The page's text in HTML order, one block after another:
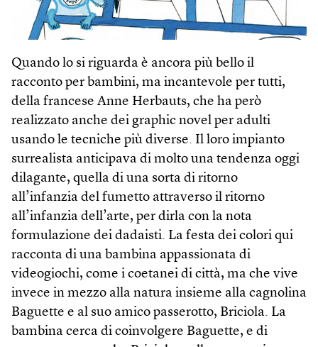
Quando lo si riguarda è ancora più bello il
racconto per bambini, ma incantevole per tutti,
della francese Anne Herbauts, che ha però
realizzato anche dei graphic novel per adulti
usando le tecniche più diverse. Il loro impianto
surrealista anticipava di molto una tendenza oggi
dilagante, quella di una sorta di ritorno
all’infanzia del fumetto attraverso il ritorno
all’infanzia dell’arte, per dirla con la nota
formulazione dei dadaisti. La festa dei colori qui
racconta di una bambina appassionata di
videogiochi, come i coetanei di città, ma che vive
invece in mezzo alla natura insieme alla cagnolina
Baguette e al suo amico passerotto, Briciola. La
bambina cerca di coinvolgere Baguette, e di